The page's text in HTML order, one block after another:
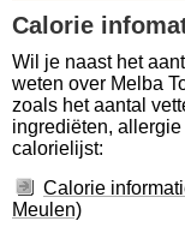
Calorie
Wil je naast het
weten over Melba
zoals het aantal
ingrediëten,
calorielijst:
Calorie
Meulen)